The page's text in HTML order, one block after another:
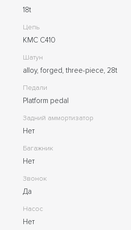
18t
Цепь
KMC C410
Шатун
alloy, forged, three-piece, 28t
Педали
Platform pedal
Задний аммортизатор
Нет
Багажник
Нет
Звонок
Да
Насос
Нет